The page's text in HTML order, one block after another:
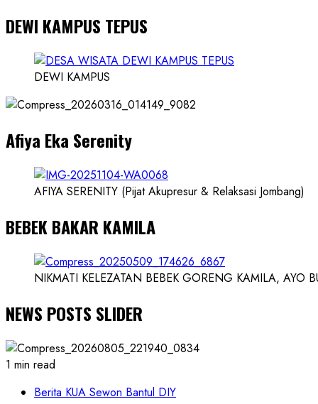
about
Konsep
Karnus
Dokter
Ilmuwan
DEWI KAMPUS TEPUS
DEWI KAMPUS
Afiya Eka Serenity
AFIYA SERENITY (Pijat Akupresur & Relaksasi Jombang)
BEBEK BAKAR KAMILA
NIKMATI KELEZATAN BEBEK GORENG KAMILA, AYO
NEWS POSTS SLIDER
1 min read
Berita KUA Sewon Bantul DIY